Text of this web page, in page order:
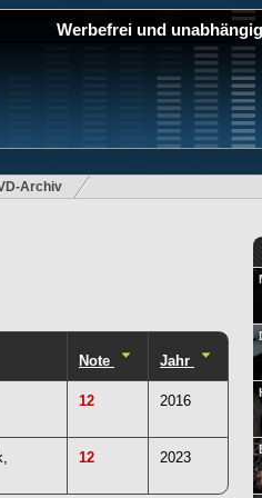
Werbefrei und
Archiv
Note Jahr
12 2016
12 2023